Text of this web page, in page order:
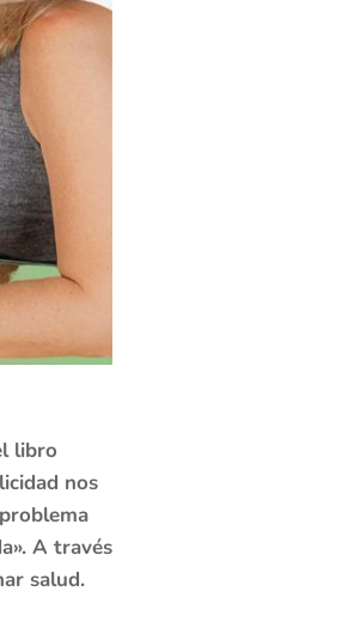
libro
nos
A través
salud.